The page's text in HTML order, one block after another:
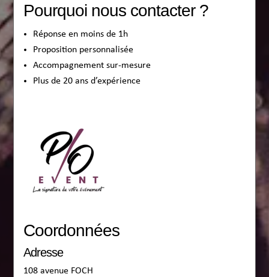
Pourquoi nous contacter ?
Réponse en moins de 1h
Proposition personnalisée
Accompagnement sur-mesure
Plus de 20 ans d’expérience
Coordonnées
Adresse
108 avenue FOCH